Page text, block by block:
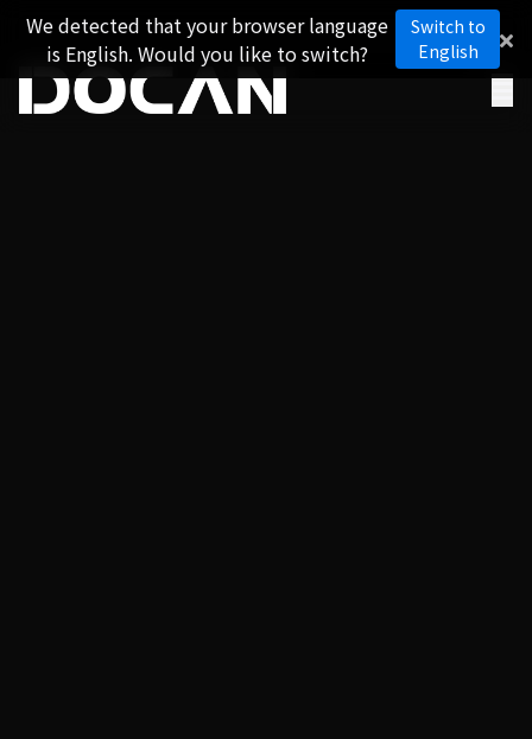
We detected that your browser language
is English. Would you like to switch?
Switch to
English